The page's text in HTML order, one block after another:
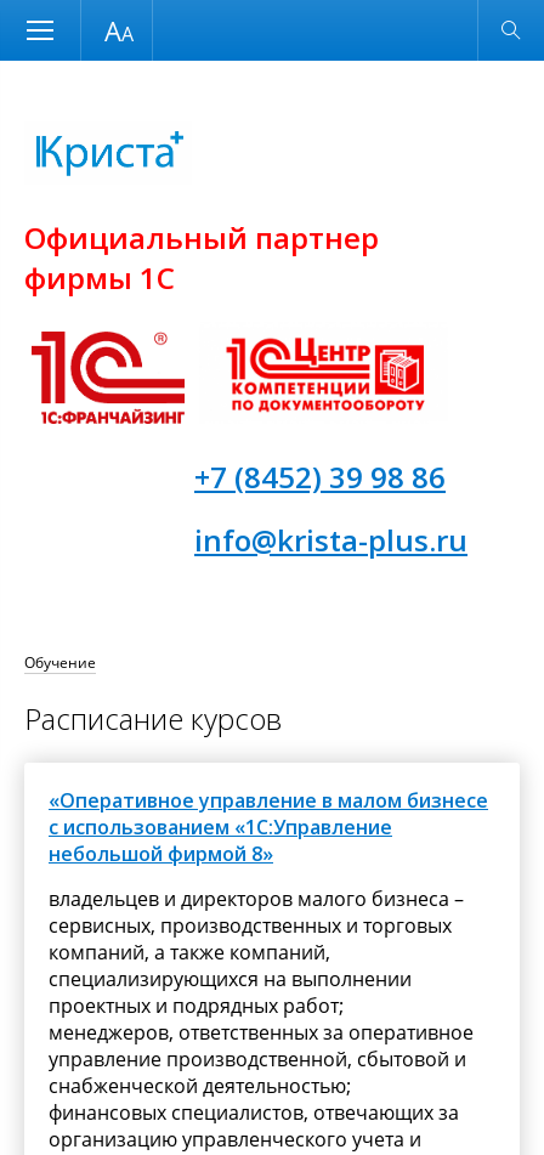
Размер шрифта Обычная версия
Официальный партнер
фирмы 1С
+7 (8452) 39 98 86
info@krista-plus.ru
Обучение
Расписание курсов
«Оперативное управление в малом бизнесе
с использованием «1С:Управление
небольшой фирмой 8»
владельцев и директоров малого бизнеса –
сервисных, производственных и торговых
компаний, а также компаний,
специализирующихся на выполнении
проектных и подрядных работ;
менеджеров, ответственных за оперативное
управление производственной, сбытовой и
снабженческой деятельностью;
финансовых специалистов, отвечающих за
организацию управленческого учета и